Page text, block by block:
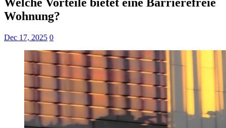
Wohnung?
Dec 17, 2025 0